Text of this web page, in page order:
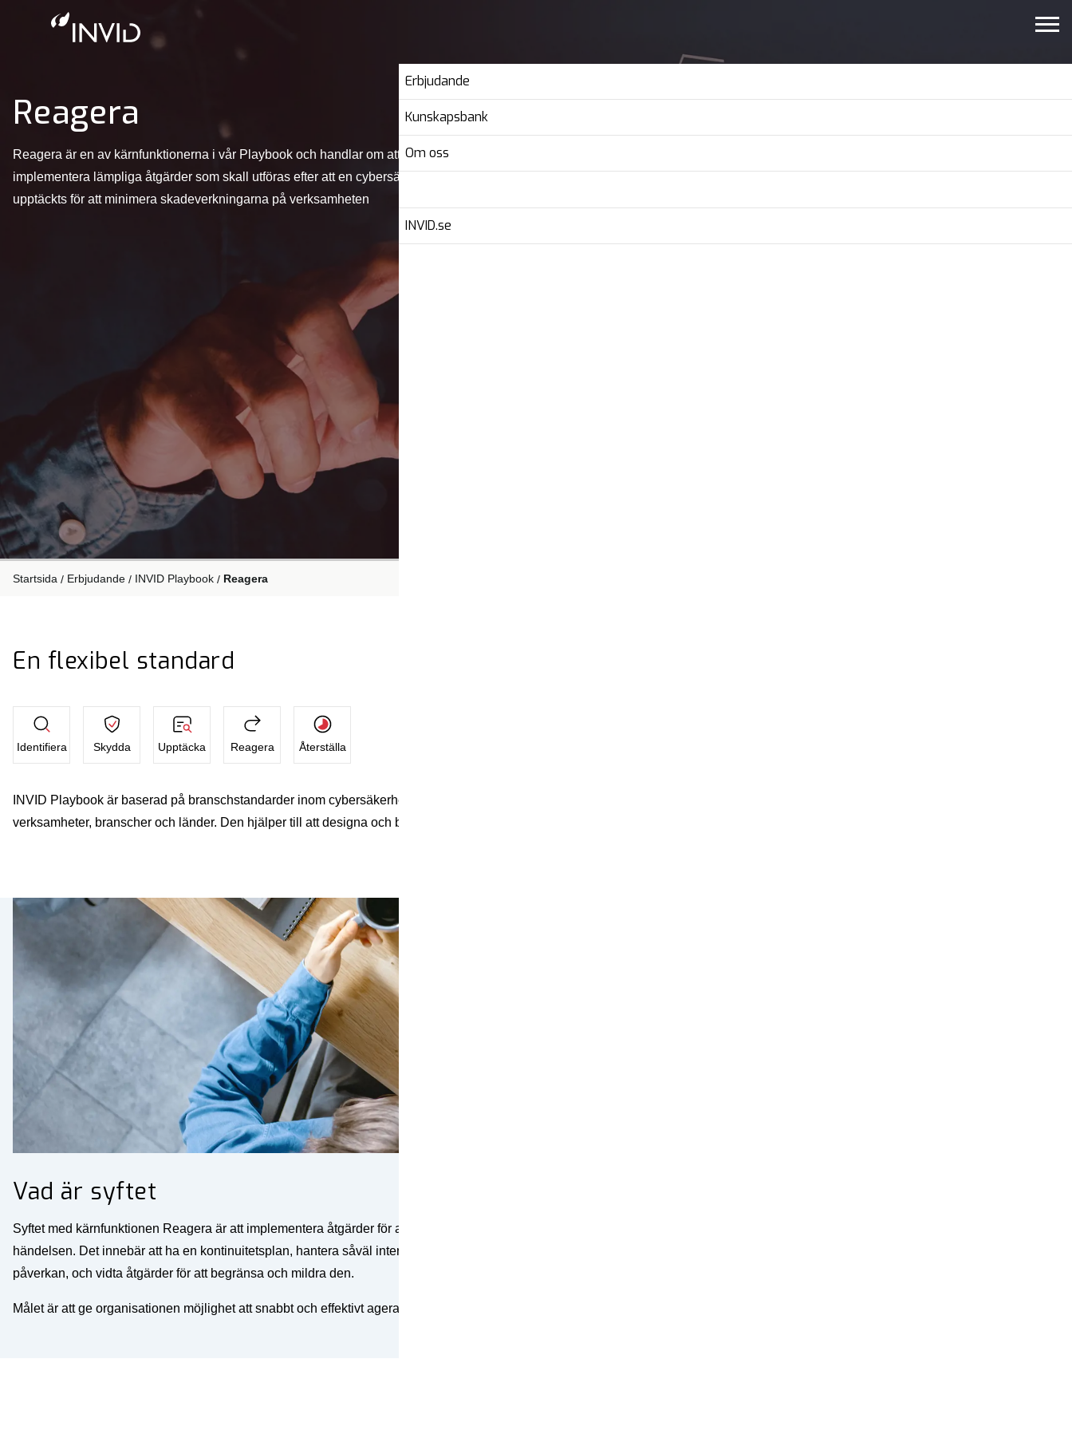
Erbjudande
Kunskapsbank
Om oss
INVID.se
Reagera
Reagera är en av kärnfunktionerna i vår Playbook och handlar om att utveckla och
implementera lämpliga åtgärder som skall utföras efter att en cybersäkerhetsincident har
upptäckts för att minimera skadeverkningarna på verksamheten
Startsida / Erbjudande / INVID Playbook / Reagera
En flexibel standard
Identifiera Skydda Upptäcka Reagera Återställa
INVID Playbook är baserad på branschstandarder inom cybersäkerhetsområdet och är allmänt erkänt för sin flexibilitet och tillämplighet för att passa olika storlekar och typer av
verksamheter, branscher och länder. Den hjälper till att designa och bibehålla en god praxis inom cybersäkerhet utifrån verksamhetens affärskrav och risktolerans.
Vad är syftet
Syftet med kärnfunktionen Reagera är att implementera åtgärder för att när en cybersäkerhetshändelse har upptäcks, ledsaga organisationen i att effektivt och korrekt agera på
händelsen. Det innebär att ha en kontinuitetsplan, hantera såväl intern som extern kommunikation och samverkan under och efter en incident, analysera händelser för att bestämma dess
påverkan, och vidta åtgärder för att begränsa och mildra den.
Målet är att ge organisationen möjlighet att snabbt och effektivt agera på cybersäkerhetsincidenter för att minimera skadan på verksamheten.